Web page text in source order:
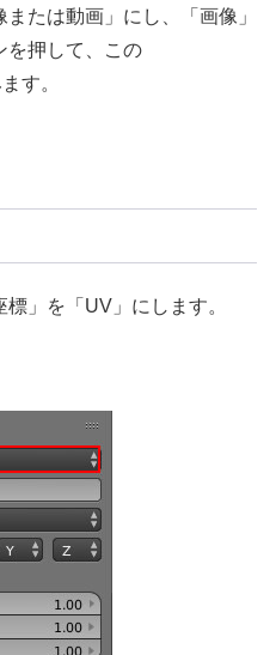
たは動画」にし、「画像」
を押して、この
す。
標」を「UV」にします。